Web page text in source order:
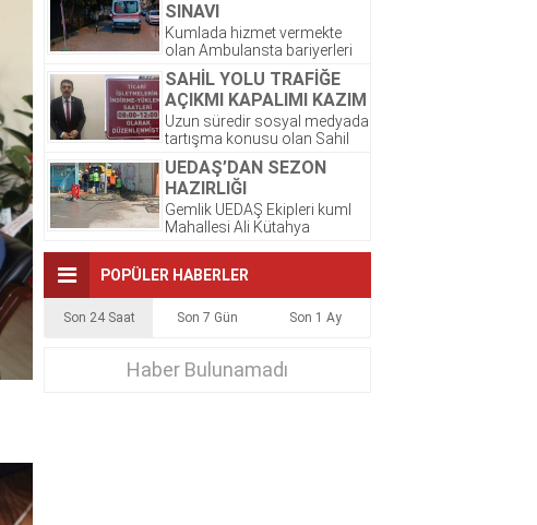
SINAVI
Kumlada hizmet vermekte
olan Ambulansta bariyerleri
açacak anahtar olmadığından
sahile girmekte zorluk
yaşadıklarından hastalara
yaya...
SAHİL YOLU TRAFİĞE
AÇIKMI KAPALIMI KAZIM
ATA SON NOKTAYI
KOYDU
Uzun süredir sosyal medyada
tartışma konusu olan Sahil
TRAFİĞE acıkmı kapalımı,...
UEDAŞ’DAN SEZON
HAZIRLIĞI
Gemlik UEDAŞ Ekipleri kuml
Mahallesi Ali Kütahya
bakım...
POPÜLER HABERLER
Son 24 Saat Son 7 Gün Son 1 Ay
Haber Bulunamadı